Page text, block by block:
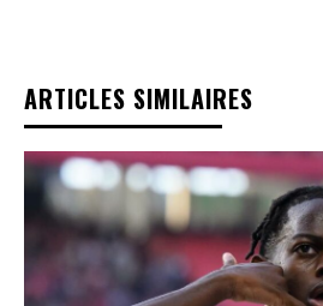
ARTICLES SIMILAIRES